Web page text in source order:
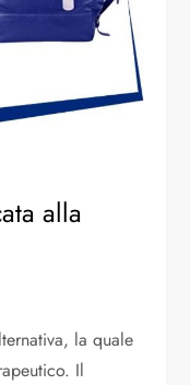
alla
la quale
Il